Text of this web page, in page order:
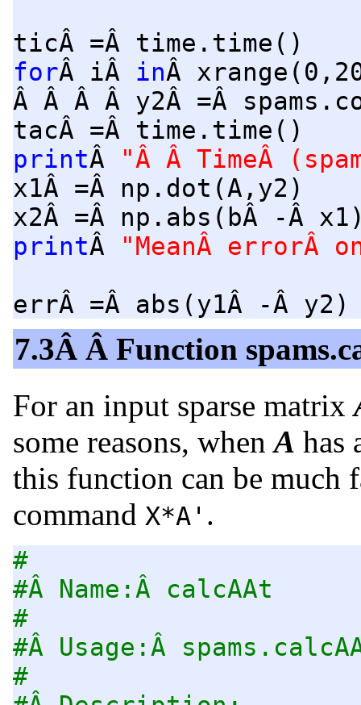
ticÂ =Â time.time()
forÂ iÂ inÂ
Â Â Â Â y2Â =Â
tacÂ =Â time.time()
printÂ
"Â Â TimeÂ
x1Â =Â np.dot(A,y2)
x2Â =Â np.abs(bÂ -Â
printÂ
"MeanÂ errorÂ
errÂ =Â abs(y1Â -Â y2)
7.3Â Â Function
For an input sparse matrix
some reasons, whenA has
this function can be much
command X*A' .
#
#Â Name:Â calcAAt
#
#Â Usage:Â
#